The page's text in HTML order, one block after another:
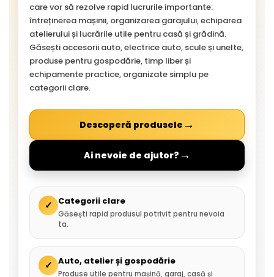
care vor să rezolve rapid lucrurile importante:
întreținerea mașinii, organizarea garajului, echiparea
atelierului și lucrările utile pentru casă și grădină.
Găsești accesorii auto, electrice auto, scule și unelte,
produse pentru gospodărie, timp liber și
echipamente practice, organizate simplu pe
categorii clare.
Descoperă produsele →
Ai nevoie de ajutor? →
✓ Categorii clare
Găsești rapid produsul potrivit pentru nevoia
ta.
✓ Auto, atelier și gospodărie
Produse utile pentru mașină, garaj, casă și